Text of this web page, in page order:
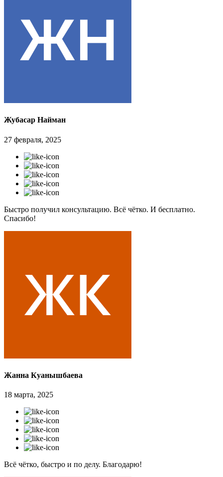
Жубасар Найман
27 февраля, 2025
Быстро получил консультацию. Всё чётко. И бесплатно.
Спасибо!
Жанна Куанышбаева
18 марта, 2025
Всё чётко, быстро и по делу. Благодарю!